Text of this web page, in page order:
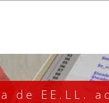
de EE.LL.